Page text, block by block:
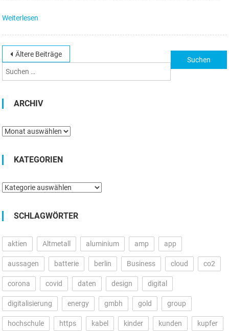
Weiterlesen
Beitragsnavigation
Ältere Beiträge
Suchen
nach:
ARCHIV
Archiv
KATEGORIEN
Kategorien
SCHLAGWÖRTER
aktien Altmetall aluminium amp app
aussagen batterie berlin Business cloud co2
corona covid daten design digital
digitalisierung energy gmbh gold group
hochschule https kabel kinder kunden kupfer